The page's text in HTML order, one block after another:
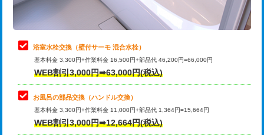
理・調整・分解・加工など（軽作業）
止水・漏水調査・防水処理・清掃・修
理・調整・分解・加工など（中作業）
22,000円
止水・漏水調査・防水処理・清掃・修
理・調整・分解・加工など（重作業）
33,000円
トイレタンク脱着
トイレ便器脱着
浴室水栓交換（壁付サーモ 混合水栓）
基本料金 3,300円+作業料金 16,500円+部品代 46,200円=66,000円
WEB割引3,000円➡63,000円(税込)
お風呂の部品交換（ハンドル交換）
基本料金 3,300円+作業料金 11,000円+部品代 1,364円=15,664円
WEB割引3,000円➡12,664円(税込)